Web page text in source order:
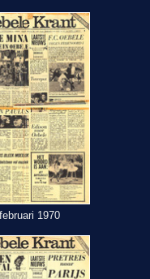
februari 1970